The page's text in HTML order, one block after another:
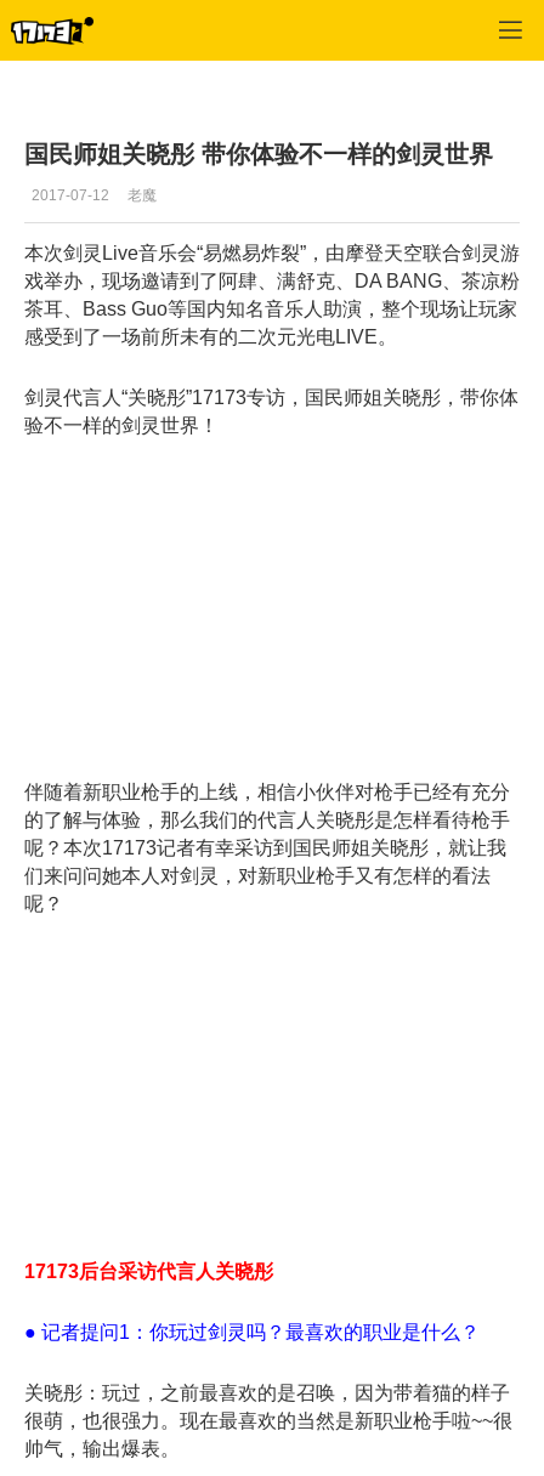
国民师姐关晓彤 带你体验不一样的剑灵世界
2017-07-12 老魔
本次剑灵Live音乐会“易燃易炸裂” ，由摩登天空联合剑灵游
戏举办，现场邀请到了阿肆、满舒克、DA BANG、茶凉粉
茶耳、Bass Guo等国内知名音乐人助演，整个现场让玩家
感受到了一场前所未有的二次元光电LIVE。
剑灵代言人“关晓彤”17173专访，国民师姐关晓彤，带你体
验不一样的剑灵世界！
伴随着新职业枪手的上线，相信小伙伴对枪手已经有充分
的了解与体验，那么我们的代言人关晓彤是怎样看待枪手
呢？本次17173记者有幸采访到国民师姐关晓彤，就让我
们来问问她本人对剑灵，对新职业枪手又有怎样的看法
呢？
17173后台采访代言人关晓彤
● 记者提问1：你玩过剑灵吗？最喜欢的职业是什么？
关晓彤：玩过，之前最喜欢的是召唤，因为带着猫的样子
很萌，也很强力。现在最喜欢的当然是新职业枪手啦~~很
帅气，输出爆表。